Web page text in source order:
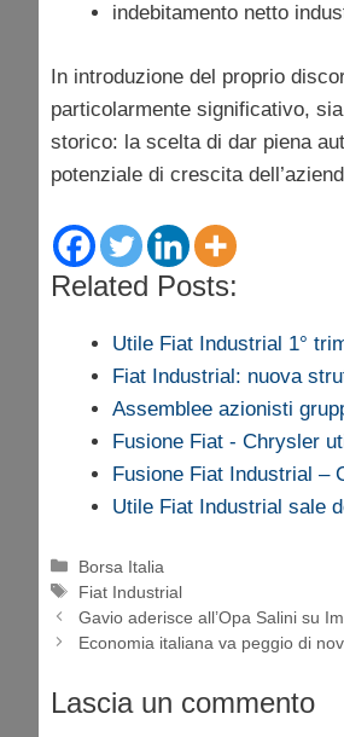
indebitamento netto
In introduzione del proprio
particolarmente significativo,
storico: la scelta di dar piena
potenziale di crescita
Related Posts:
Utile Fiat Industrial 1°
Fiat Industrial: nuova
Assemblee azionisti
Fusione Fiat - Chrysler
Fusione Fiat Industrial –
Utile Fiat Industrial sale
Categorie
Borsa Italia
Tag
Fiat Industrial
Gavio aderisce all’Opa Salini su
Economia italiana va peggio di
Lascia un commento